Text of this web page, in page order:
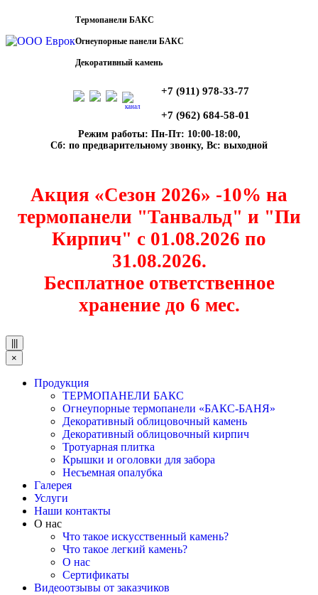
Термопанели БАКС
Огнеупорные панели БАКС
Декоративный камень
канал
+7 (911) 978-33-77
+7 (962) 684-58-01
Режим работы: Пн-Пт: 10:00-18:00,
Сб: по предварительному звонку, Вс: выходной
Акция «Сезон 2026» -10% на
термопанели "Танвальд" и "Пи
Кирпич" с 01.08.2026 по
31.08.2026.
Бесплатное ответственное
хранение до 6 мес.
×
Продукция
ТЕРМОПАНЕЛИ БАКС
Огнеупорные термопанели «БАКС-БАНЯ»
Декоративный облицовочный камень
Декоративный облицовочный кирпич
Тротуарная плитка
Крышки и оголовки для забора
Несъемная опалубка
Галерея
Услуги
Наши контакты
О нас
Что такое искусственный камень?
Что такое легкий камень?
О нас
Сертификаты
Видеоотзывы от заказчиков